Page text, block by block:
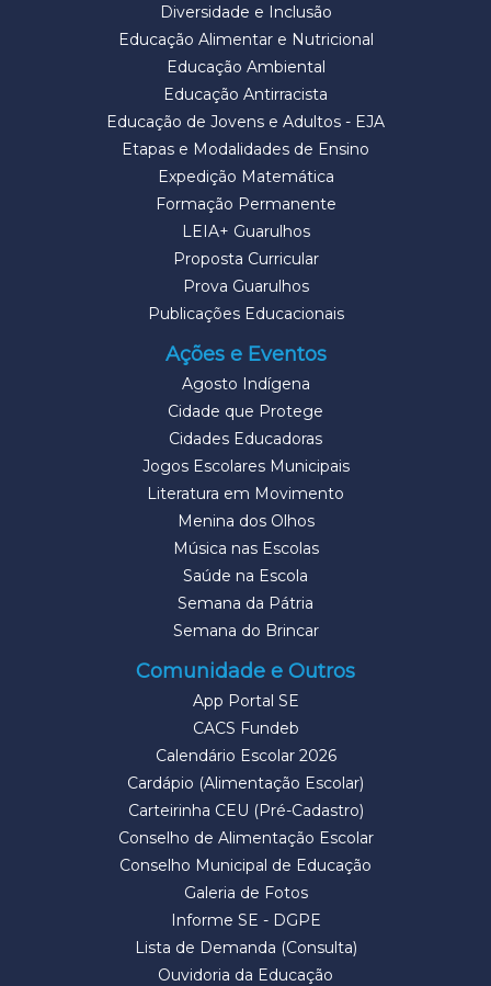
Diversidade e Inclusão
Educação Alimentar e Nutricional
Educação Ambiental
Educação Antirracista
Educação de Jovens e Adultos - EJA
Etapas e Modalidades de Ensino
Expedição Matemática
Formação Permanente
LEIA+ Guarulhos
Proposta Curricular
Prova Guarulhos
Publicações Educacionais
Ações e Eventos
Agosto Indígena
Cidade que Protege
Cidades Educadoras
Jogos Escolares Municipais
Literatura em Movimento
Menina dos Olhos
Música nas Escolas
Saúde na Escola
Semana da Pátria
Semana do Brincar
Comunidade e Outros
App Portal SE
CACS Fundeb
Calendário Escolar 2026
Cardápio (Alimentação Escolar)
Carteirinha CEU (Pré-Cadastro)
Conselho de Alimentação Escolar
Conselho Municipal de Educação
Galeria de Fotos
Informe SE - DGPE
Lista de Demanda (Consulta)
Ouvidoria da Educação